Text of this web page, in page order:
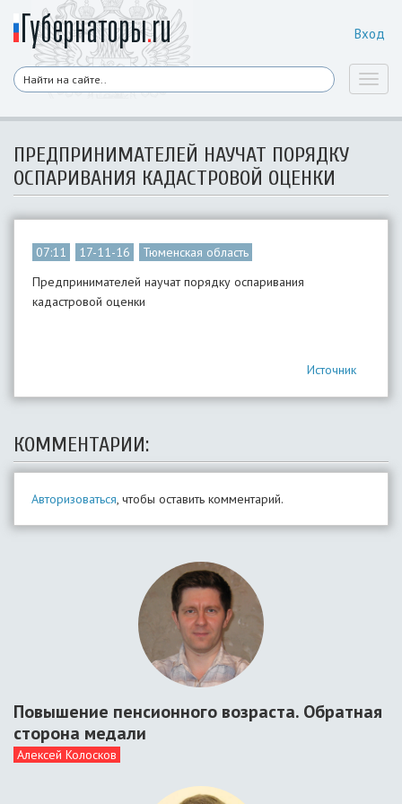
Вход
ПРЕДПРИНИМАТЕЛЕЙ НАУЧАТ ПОРЯДКУ
ОСПАРИВАНИЯ КАДАСТРОВОЙ ОЦЕНКИ
07:11 17-11-16
Тюменская область
Предпринимателей научат порядку оспаривания
кадастровой оценки
Источник
КОММЕНТАРИИ:
Авторизоваться, чтобы оставить комментарий.
Повышение пенсионного возраста. Обратная
сторона медали
Алексей Колосков